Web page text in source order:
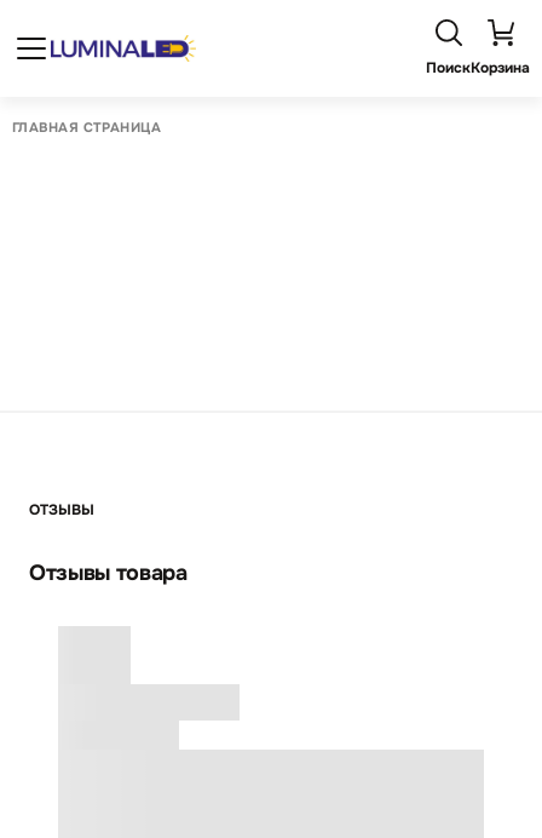
ПоискКорзина
ГЛАВНАЯ СТРАНИЦА
ОТЗЫВЫ
Отзывы товара